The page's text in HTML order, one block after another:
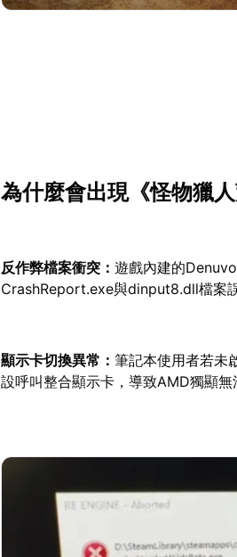
為什麼會出現《怪物獵
反作弊檔案衝突：遊戲內建的
CrashReport.exe與dinput8.dll檔案
顯示卡切換異常：筆記本使用者若未
設呼叫整合顯示卡，導致AMD獨顯無